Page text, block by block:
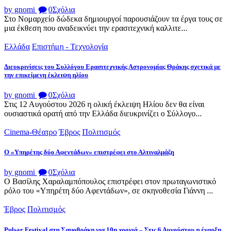
by gnomi 0Σχόλια
Στο Νομαρχείο δώδεκα δημιουργοί παρουσιάζουν τα έργα τους σε
μια έκθεση που αναδεικνύει την ερασιτεχνική καλλιτε...
Ελλάδα Επιστήμη - Τεχνολογία
Διευκρινίσεις του Συλλόγου Ερασιτεχνικής Αστρονομίας Θράκης σχετικά με
την επικείμενη έκλειψη ηλίου
by gnomi 0Σχόλια
Στις 12 Αυγούστου 2026 η ολική έκλειψη Ηλίου δεν θα είναι
ουσιαστικά ορατή από την Ελλάδα διευκρινίζει ο Σύλλογο...
Cinema-Θέατρο Έβρος Πολιτισμός
Ο «Υπηρέτης δύο Αφεντάδων» επιστρέφει στο Αλτιναλμάζη
by gnomi 0Σχόλια
Ο Βασίλης Χαραλαμπόπουλος επιστρέφει στον πρωταγωνιστικό
ρόλο του «Υπηρέτη δύο Αφεντάδων», σε σκηνοθεσία Γιάννη ...
Έβρος Πολιτισμός